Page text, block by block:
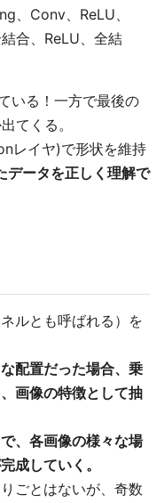
、Conv、ReLU、
合、ReLU、全結
いる！一方で最後の
てくる。
レイヤ)で形状を維持
データを正しく理解で
ルとも呼ばれる）を
配置だった場合、乗
画像の特徴として抽
、各画像の様々な場
成していく。
ごとはないが、奇数